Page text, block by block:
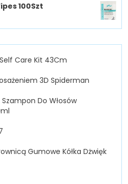
100Szt
Care Kit 43Cm
3D Spiderman
Do Włosów
Gumowe Kółka Dżwięk